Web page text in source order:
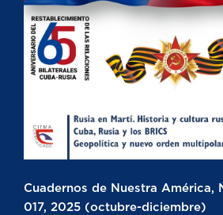
Cuadernos de Nuestra América,
017, 2025 (octubre-diciembre)